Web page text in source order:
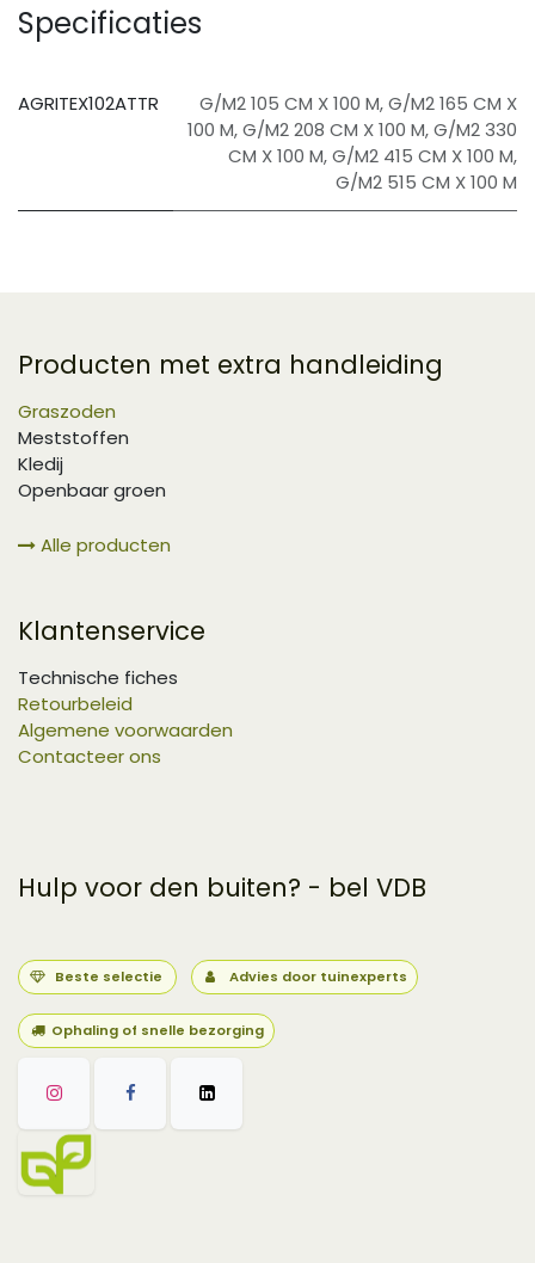
Specificaties
AGRITEX102ATTR G/M2 105 CM X 100 M,G/M2 165 CM X
100 M,G/M2 208 CM X 100 M,G/M2 330
CM X 100 M,G/M2 415 CM X 100 M,
G/M2 515 CM X 100 M
Producten met extra handleiding
Graszoden
Meststoffen
Kledij
Openbaar groen
Alle producten
Klantenservice
Technische fiches
Retourbeleid
Algemene voorwaarden
Contacteer ons
Hulp voor den buiten? - bel VDB
Beste selectie Advies door tuinexperts
Ophaling of snelle bezorging